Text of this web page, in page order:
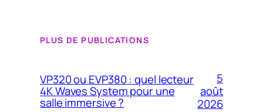
PLUS DE PUBLICATIONS
VP320 ou EVP380 : quel lecteur
4K Waves System pour une
salle immersive ?
5
août
2026